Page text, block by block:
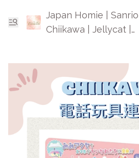
Japan Homie | Sanrio |
Chiikawa | Jellycat |